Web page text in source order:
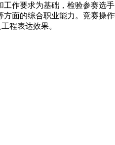
要求为基础，检验参赛选
面的综合职业能力。竞赛操
程表达效果。